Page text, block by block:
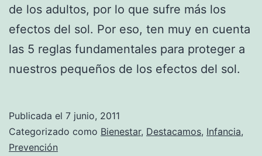
de los adultos, por lo que sufre más los
efectos del sol. Por eso, ten muy en cuenta
las 5 reglas fundamentales para proteger a
nuestros pequeños de los efectos del sol.
Publicada el 7 junio, 2011
Categorizado como Bienestar, Destacamos, Infancia,
Prevención